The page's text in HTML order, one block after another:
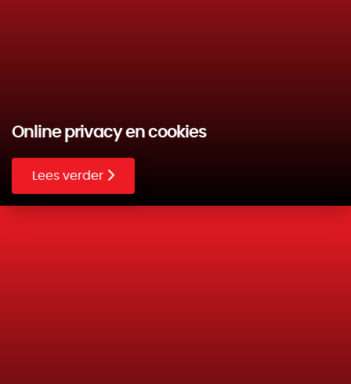
Online privacy en cookies
Lees verder